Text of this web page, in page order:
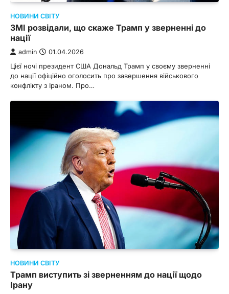
НОВИНИ СВІТУ
ЗМІ розвідали, що скаже Трамп у зверненні до
нації
admin 01.04.2026
Цієї ночі президент США Дональд Трамп у своєму зверненні
до нації офіційно оголосить про завершення військового
конфлікту з Іраном. Про…
НОВИНИ СВІТУ
Трамп виступить зі зверненням до нації щодо
Ірану